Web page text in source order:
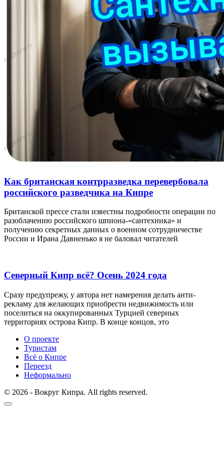
Как британская контрразведка перевербовала
российского разведчика на Кипре
Британской прессе стали известны подробности операции по
разоблачению российского шпиона-«сантехника» и
получению секретных данных о военном сотрудничестве
России и Ирана Давненько я не баловал читателей
Северный Кипр всё? Осень 2024 года
Сразу предупрежу, у автора нет намерения делать анти-
рекламу для желающих приобрести недвижимость или
поселиться на оккупированных Турцией северных
территориях острова Кипр. В конце концов, это
О проекте
Туристам
Всё о Кипре
Переезд
Неформально
© 2026 - Вокруг Кипра. All rights reserved.